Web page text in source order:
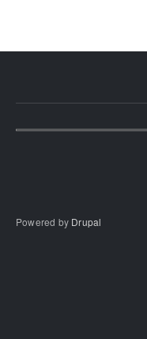
Powered by Drupal